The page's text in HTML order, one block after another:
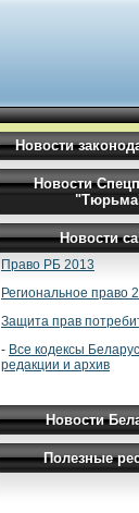
Новости
Новости
Новости
Право РБ 2013
Региональное право
Защита прав
- Все кодексы
редакции и архив
Новости
Полезные